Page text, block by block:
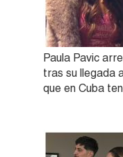
Paula Pavic
tras su llegada
que en Cuba